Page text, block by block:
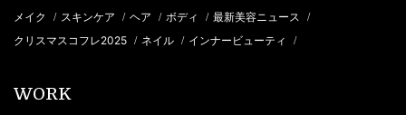
メイク / スキンケア / ヘア / ボディ / 最新美容ニュース /
クリスマスコフレ2025 / ネイル / インナービューティ /
WORK